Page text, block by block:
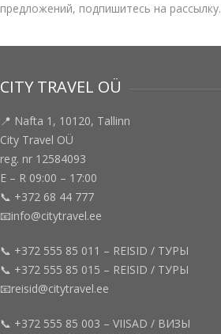
предложений, подпишитесь на рассылку.
CITY TRAVEL OÜ
📍 Nafta 1, 10120, Tallinn
City Travel OÜ
reg. nr 12584093
E – R 09:00 – 17:00
📞 +372 68 44 777
📧info@citytravel.ee
📞 +372 555 85 011 – REISID / ТУРЫ
📞 +372 555 85 015 – REISID / ТУРЫ
📧reisid@citytravel.ee
📞 +372 555 85 003 – VIISAD / ВИЗЫ